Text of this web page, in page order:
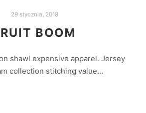
29 stycznia, 2018
BOOM
shawl expensive apparel. Jersey
collection stitching value…